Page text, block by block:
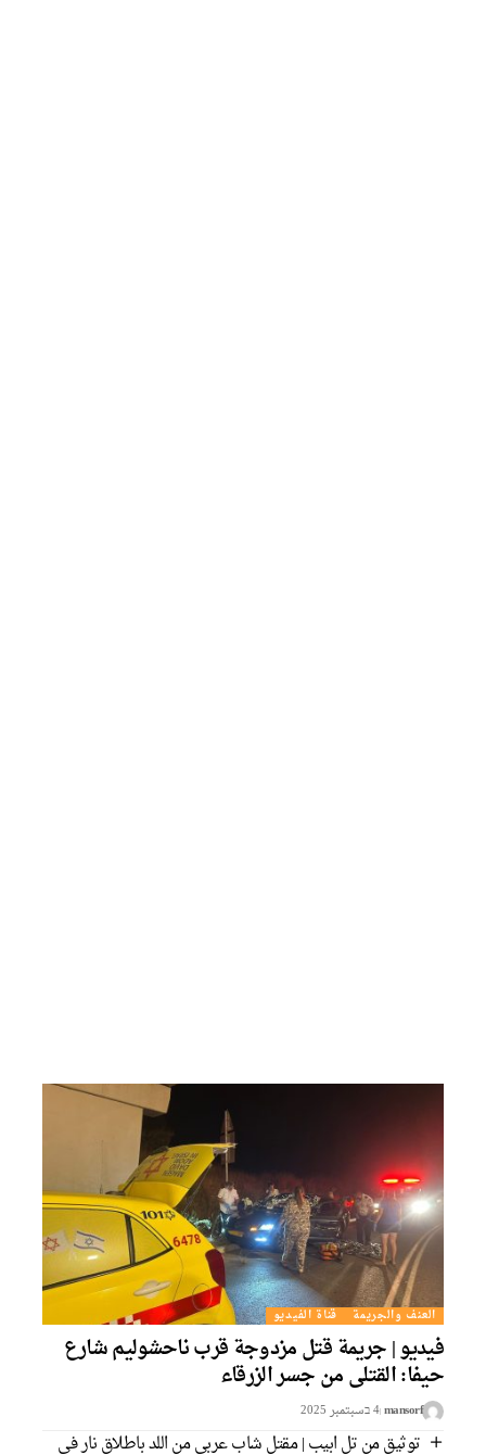
العنف والجريمة قناة الفيديو
فيديو | جريمة قتل مزدوجة قرب ناحشوليم شارع
حيفا: القتلى من جسر الزرقاء
mansorf 4 בسبتمبر 2025
توثيق من تل ابيب | مقتل شاب عربي من اللد باطلاق نار في